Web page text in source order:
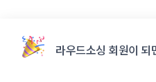
라우드소싱 회원이 되